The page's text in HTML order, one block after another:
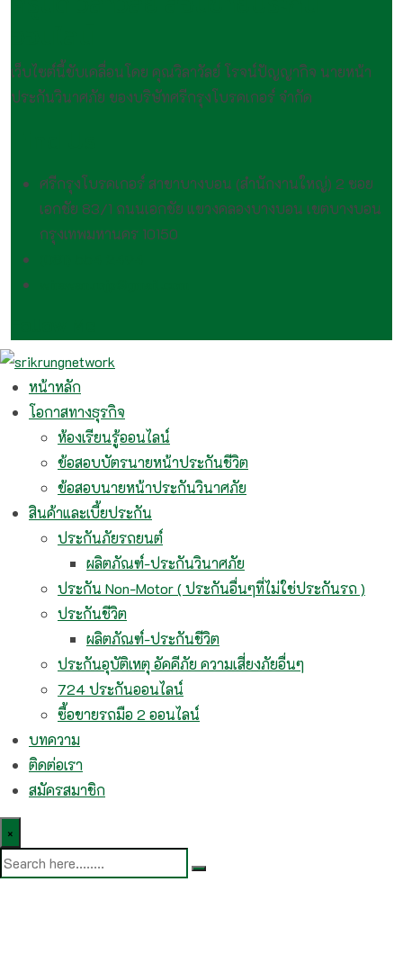
เว็บไซต์นี้ขับเคลื่อนโดย คุณวิลาวัลย์ โรจน์ปัญญากิจ นายหน้า
ประกันวินาศภัย ของบริษัทศรีกรุงโบรคเกอร์ จำกัด
ศรีกรุงโบรคเกอร์ สาขาบางบอน (สำนักงานใหญ่) 2 ซอย
เอกชัย 83/1 ถนนเอกชัย แขวงคลองบางบอน เขตบางบอน
กรุงเทพมหานคร 10150
หน้าหลัก
โอกาสทางธุรกิจ
ห้องเรียนรู้ออนไลน์
ข้อสอบบัตรนายหน้าประกันชีวิต
ข้อสอบนายหน้าประกันวินาศภัย
สินค้าและเบี้ยประกัน
ประกันภัยรถยนต์
ผลิตภัณฑ์-ประกันวินาศภัย
ประกัน Non-Motor ( ประกันอื่นๆที่ไม่ใช่ประกันรถ )
ประกันชีวิต
ผลิตภัณฑ์-ประกันชีวิต
ประกันอุบัติเหตุ อัคคีภัย ความเสี่ยงภัยอื่นๆ
724 ประกันออนไลน์
ซื้อขายรถมือ 2 ออนไลน์
บทความ
ติดต่อเรา
สมัครสมาชิก
×